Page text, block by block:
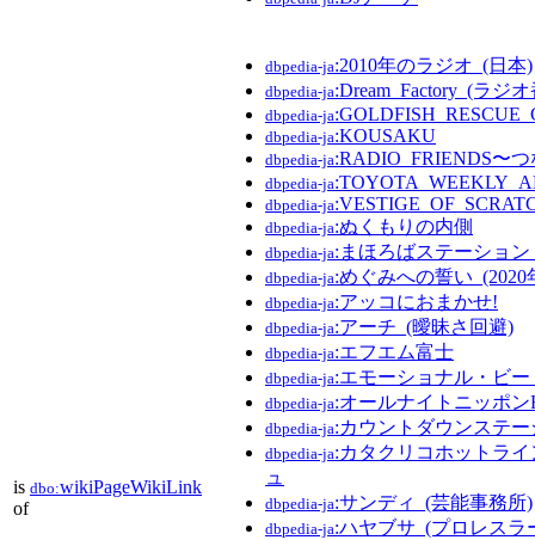
is dbo:wikiPageWikiLink
of
dbpedia-ja:2010年のラジオ_(日本)
dbpedia-ja:Dream_Factory_(ラジ
dbpedia-ja
dbpedia-ja:KOUSAKU
dbpedia-ja:RADIO_FRIENDS〜
dbpedia-ja
dbpedia-ja
dbpedia-ja:ぬくもりの内側
dbpedia-ja:まほろばステーショ
dbpedia-ja:めぐみへの誓い_(2020
dbpedia-ja:アッコにおまかせ!
dbpedia-ja:アーチ_(曖昧さ回避)
dbpedia-ja:エフエム富士
dbpedia-ja:エモーショナル・ビー
dbpedia-ja:オールナイトニッポン
dbpedia-ja:カウントダウンステー
dbpedia-ja:カタクリコホットラ
ュ
dbpedia-ja:サンディ_(芸能事務所)
dbpedia-ja:ハヤブサ_(プロレスラ